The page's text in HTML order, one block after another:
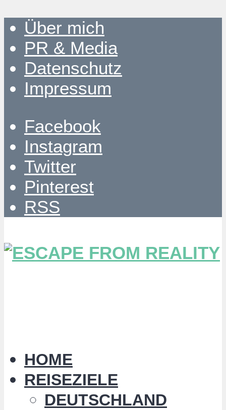
Über mich
PR & Media
Datenschutz
Impressum
Facebook
Instagram
Twitter
Pinterest
RSS
HOME
REISEZIELE
DEUTSCHLAND